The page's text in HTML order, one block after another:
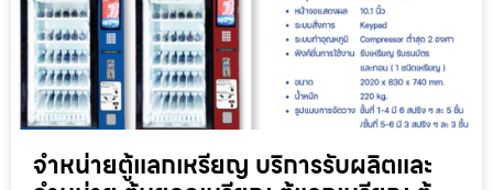
จำหน่ายตู้แลกเหรียญ บริการรับผลิตและ